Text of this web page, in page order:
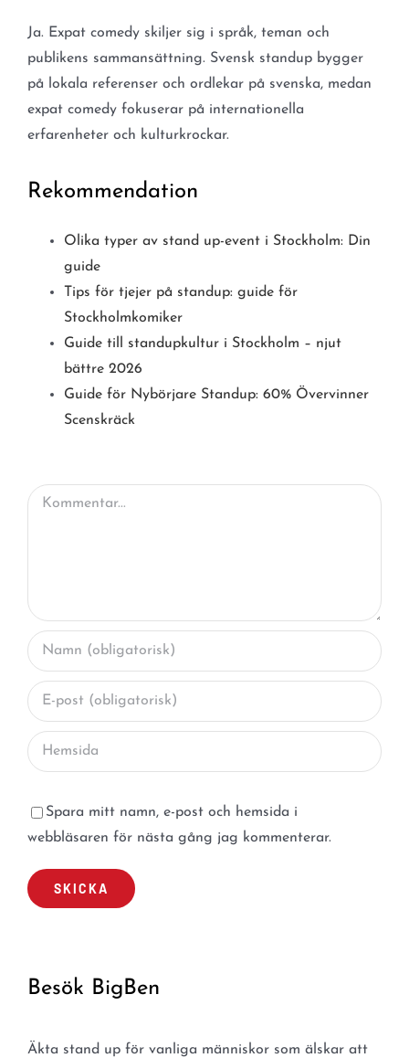
Ja. Expat comedy skiljer sig i språk, teman och
publikens sammansättning. Svensk standup bygger
på lokala referenser och ordlekar på svenska, medan
expat comedy fokuserar på internationella
erfarenheter och kulturkrockar.
Rekommendation
Olika typer av stand up-event i Stockholm: Din
guide
Tips för tjejer på standup: guide för
Stockholmkomiker
Guide till standupkultur i Stockholm – njut
bättre 2026
Guide för Nybörjare Standup: 60% Övervinner
Scenskräck
Kommentar
Spara mitt namn, e-post och hemsida i
webbläsaren för nästa gång jag kommenterar.
Besök BigBen
Äkta stand up för vanliga människor som älskar att